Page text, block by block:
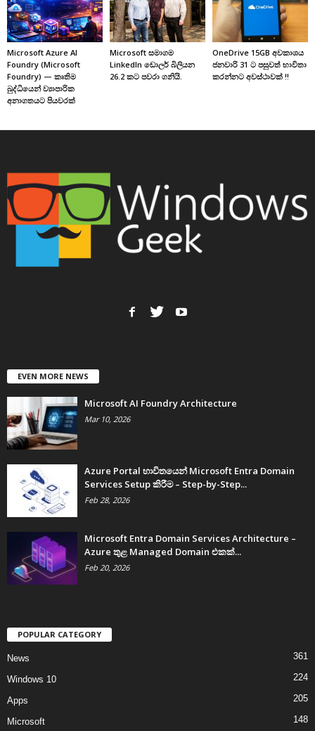
Microsoft Azure AI
Foundry (Microsoft
Foundry) — කෘතිම
බුද්ධියෙන් ව්‍යාපාරික
අනාගතයට පියවරක්
Microsoft සමාගම
LinkedIn ඩොලර් බිලියන
26.2 කට පවරා ගනියි.
OneDrive 15GB අවකාශය
ජනවාරි 31 ට පසුවත් භාවිතා
කරන්නට අවස්ථාවක් !!
EVEN MORE NEWS
Microsoft AI Foundry Architecture
Mar 10, 2026
Azure Portal භාවිතයෙන් Microsoft Entra Domain
Services Setup කිරීම – Step-by-Step...
Feb 28, 2026
Microsoft Entra Domain Services Architecture –
Azure තුළ Managed Domain එකක්...
Feb 20, 2026
POPULAR CATEGORY
News 361
Windows 10 224
Apps 205
Microsoft 148